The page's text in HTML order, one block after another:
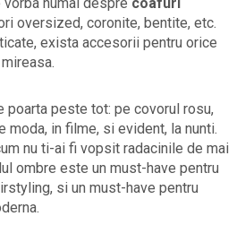
oversized, coronite, bentite, etc.
exista accesorii pentru orice
poarta peste tot: pe covorul rosu,
moda, in filme, si evident, la nunti.
nu ti-ai fi vopsit radacinile de mai
ombre este un must-have pentru
si un must-have pentru